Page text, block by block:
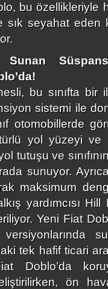
bu özellikleriyle
sık seyahat eden
bu sınıfta bir
sistemi ile
otomobillerde
yol yüzeyi ve
tutuşu ve
sunuyor.
maksimum
yardımcısı
Yeni Fiat
tek hafif ticari
Doblo’da
ön